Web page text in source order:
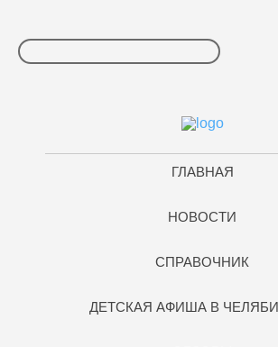
ГЛАВНАЯ
НОВОСТИ
СПРАВОЧНИК
ДЕТСКАЯ АФИША В